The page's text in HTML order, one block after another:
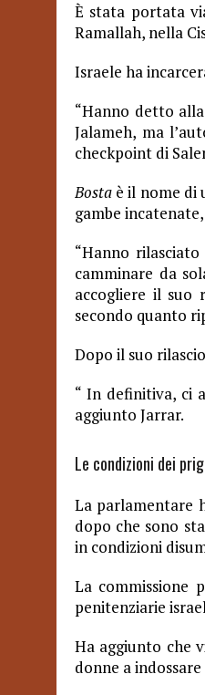
È stata portata
Ramallah, nella
Israele ha
“Hanno detto
Jalameh, ma
checkpoint di
Bosta è il nome di
gambe
“Hanno
camminare da
accogliere il suo
secondo quanto
Dopo il suo
“ In definitiva, ci
aggiunto Jarrar.
Le condizioni dei
La parlamentare
dopo che sono
in condizioni
La commissione
penitenziarie
Ha aggiunto che
donne a indossare